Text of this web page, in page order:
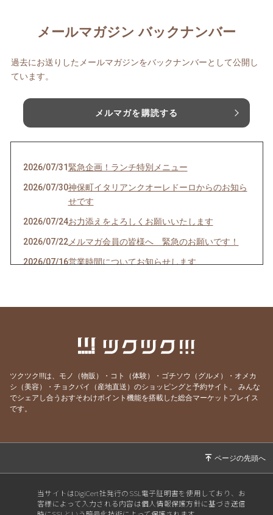
メールマガジン バックナンバー
過去にお送りしたメールマガジンをバックナンバーとして公開し
ています。
メルマガを購読する
2026/07/31 緊急企画！ランチ特別メニュー
2026/07/30神保町イタリアンクオーレドーロからのお知ら
せです
2026/07/24お力添えをよろしくお願いいたします
2026/07/22メルマガ会員の皆様へ 緊急のお願いです！
2026/07/16営業時間についてお知らせします
急なお知らせですみません！
2026/06/19 モモのパスタの試作を作りました
2026/06/09 先週はほとんどランチ営業ができず・・・申し
骨付き肉とクラフトビールの店 神保町イタリ
アンクオーレドーロです
2026/05/01５月生まれの貴方へ
2026/04/28お知らせです
ツクツク!!!は、モノ（物販）・コト（体験）・ゴチソウ（グルメ）・オメカ
シ（美容）・チョクバイ（産地直送）のショッピングと予約サイト。
みんな
でシェアし合うおすそわけポイント機能を搭載した総合マーケットプレイス
です。
当サイトはDigiCert社発行のSSL電子証明書を使用しており、お
客様によって入力される内容は個人情報保護方針に基づき送信